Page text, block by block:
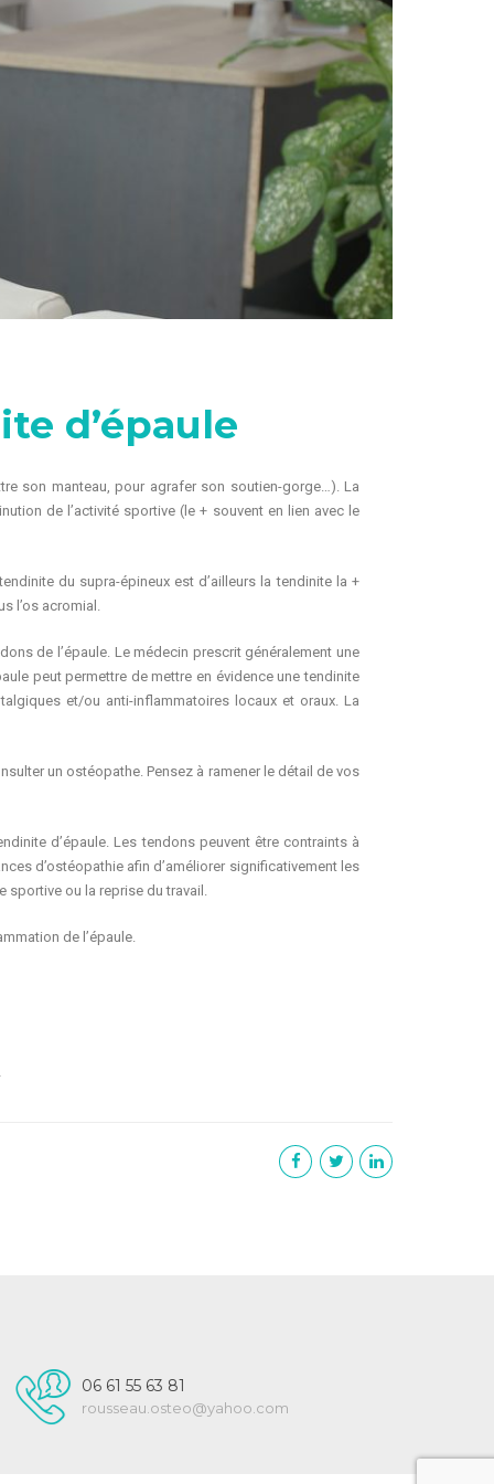
d’épaule
son manteau, pour agrafer son soutien-gorge…). La
de l’activité sportive (le + souvent en lien avec le
du supra-épineux est d’ailleurs la tendinite la +
l’os acromial.
de l’épaule. Le médecin prescrit généralement une
peut permettre de mettre en évidence une tendinite
et/ou anti-inflammatoires locaux et oraux. La
un ostéopathe. Pensez à ramener le détail de vos
d’épaule. Les tendons peuvent être contraints à
d’ostéopathie afin d’améliorer significativement les
sportive ou la reprise du travail.
de l’épaule.
06 61 55 63 81
rousseau.osteo@yahoo.com